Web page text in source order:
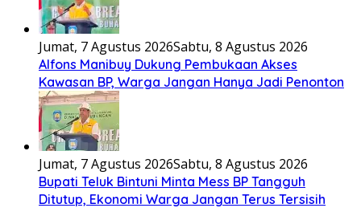
Jumat, 7 Agustus 2026Sabtu, 8 Agustus 2026
Alfons Manibuy Dukung Pembukaan Akses
Kawasan BP, Warga Jangan Hanya Jadi Penonton
Jumat, 7 Agustus 2026Sabtu, 8 Agustus 2026
Bupati Teluk Bintuni Minta Mess BP Tangguh
Ditutup, Ekonomi Warga Jangan Terus Tersisih